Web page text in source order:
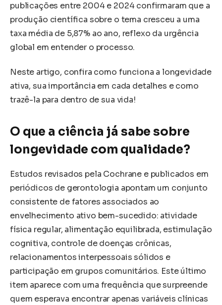
publicações entre 2004 e 2024 confirmaram que a
produção científica sobre o tema cresceu a uma
taxa média de 5,87% ao ano, reflexo da urgência
global em entender o processo.
Neste artigo, confira como funciona a longevidade
ativa, sua importância em cada detalhes e como
trazê-la para dentro de sua vida!
O que a ciência já sabe sobre
longevidade com qualidade?
Estudos revisados pela Cochrane e publicados em
periódicos de gerontologia apontam um conjunto
consistente de fatores associados ao
envelhecimento ativo bem-sucedido: atividade
física regular, alimentação equilibrada, estimulação
cognitiva, controle de doenças crônicas,
relacionamentos interpessoais sólidos e
participação em grupos comunitários. Este último
item aparece com uma frequência que surpreende
quem esperava encontrar apenas variáveis clínicas